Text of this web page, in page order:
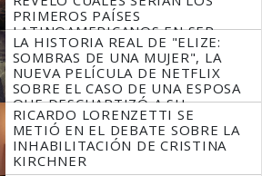
PRIMEROS PAÍSES
LATINOAMERICANOS EN SER
DERROTADOS
LA HISTORIA REAL DE "ELIZE:
SOMBRAS DE UNA MUJER", LA
NUEVA PELÍCULA DE NETFLIX
SOBRE EL CASO DE UNA ESPOSA
QUE DESCUARTIZÓ A SU
MARIDO
RICARDO LORENZETTI SE
METIÓ EN EL DEBATE SOBRE LA
INHABILITACIÓN DE CRISTINA
KIRCHNER